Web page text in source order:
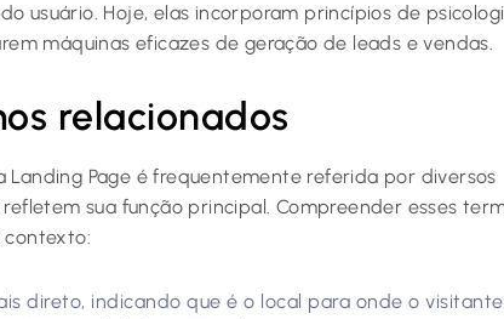
usuário. Hoje, elas incorporam princípios de
máquinas eficazes de geração de leads e vendas.
relacionados
Landing Page é frequentemente referida por diversos
sua função principal. Compreender esses
contexto:
direto, indicando que é o local para onde o